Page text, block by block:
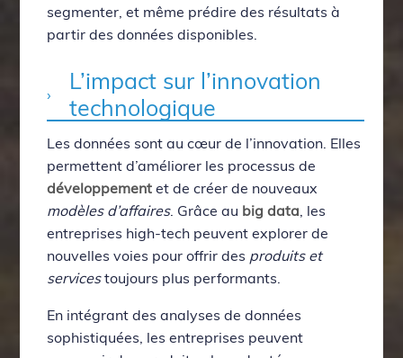
segmenter, et même prédire des résultats à
partir des données disponibles.
L’impact sur l’innovation
technologique
Les données sont au cœur de l’innovation. Elles
permettent d’améliorer les processus de
développement et de créer de nouveaux
modèles d’affaires. Grâce au big data, les
entreprises high-tech peuvent explorer de
nouvelles voies pour offrir des produits et
servicestoujours plus performants.
En intégrant des analyses de données
sophistiquées, les entreprises peuvent